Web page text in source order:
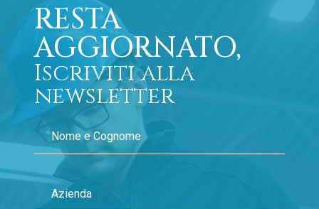
RESTA
AGGIORNATO,
Iscriviti alla
newsletter